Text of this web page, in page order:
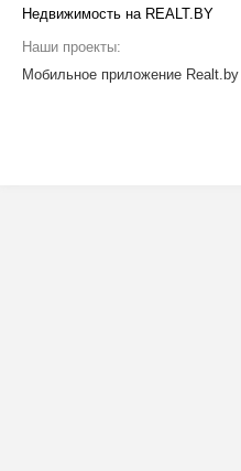
Недвижимость на REALT.BY
Наши проекты:
Мобильное приложение Realt.by